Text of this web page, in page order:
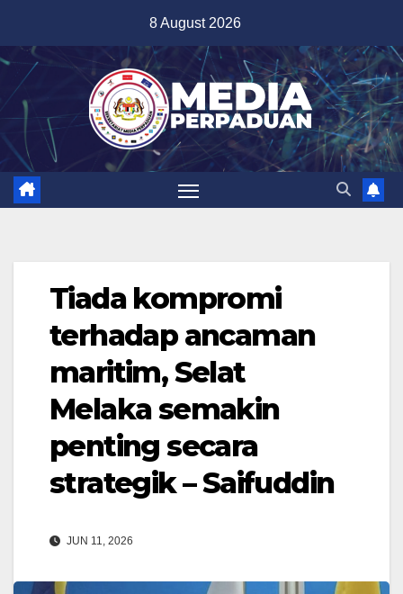
content
8 August 2026
Tiada kompromi
terhadap ancaman
maritim, Selat
Melaka semakin
penting secara
strategik – Saifuddin
JUN 11, 2026